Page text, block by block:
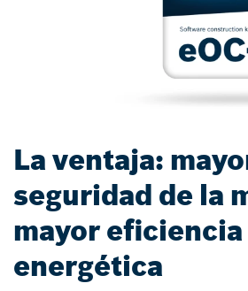
La ventaja:
seguridad de la
mayor eficiencia
energética